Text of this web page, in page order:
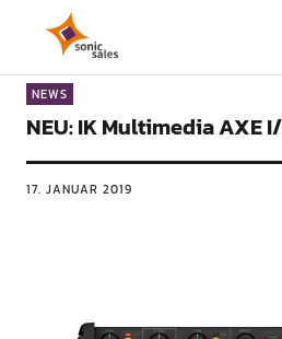
Sonic Sales
NEWS
NEU: IK Multimedia AXE
17. JANUAR 2019